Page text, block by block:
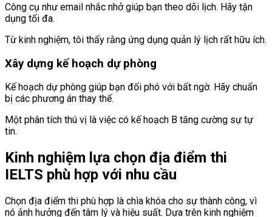
Công cụ như email nhắc nhở giúp bạn theo dõi lịch. Hãy tận
dụng tối đa.
Từ kinh nghiệm, tôi thấy rằng ứng dụng quản lý lịch rất hữu ích.
Xây dựng kế hoạch dự phòng
Kế hoạch dự phòng giúp bạn đối phó với bất ngờ. Hãy chuẩn
bị các phương án thay thế.
Một phân tích thú vị là việc có kế hoạch B tăng cường sự tự
tin.
Kinh nghiệm lựa chọn địa điểm thi
IELTS phù hợp với nhu cầu
Chọn địa điểm thi phù hợp là chìa khóa cho sự thành công, vì
nó ảnh hưởng đến tâm lý và hiệu suất. Dựa trên kinh nghiệm